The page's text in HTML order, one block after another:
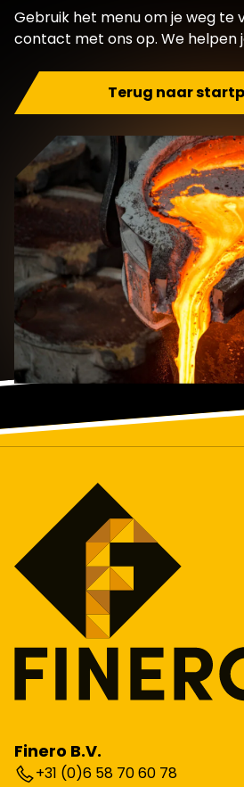
Gebruik het menu om je weg te
contact met ons op. We helpen
Terug naar
Finero B.V.
+31 (0)6 58 70 60 78